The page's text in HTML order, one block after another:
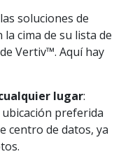
soluciones de
cima de su lista de
Vertiv™. Aquí hay
lugar:
preferida
centro de datos, ya